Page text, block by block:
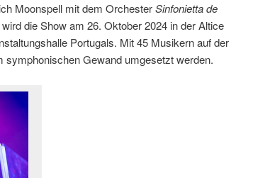
Moonspell mit dem OrchesterSinfonietta de
die Show am 26. Oktober 2024 in der Altice
Portugals. Mit 45 Musikern auf der
symphonischen Gewand umgesetzt werden.